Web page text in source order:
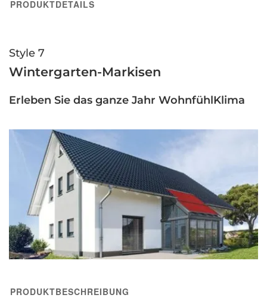
PRODUKTDETAILS
Style 7
Wintergarten-Markisen
Erleben Sie das ganze Jahr WohnfühlKlima
PRODUKTBESCHREIBUNG